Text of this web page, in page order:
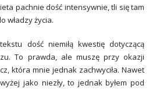
pachnie dość intensywnie, tli się tam
władzy życia.
dość niemiłą kwestię dotyczącą
To prawda, ale muszę przy okazji
która mnie jednak zachwyciła. Nawet
jako niezły, to jednak byłem pod